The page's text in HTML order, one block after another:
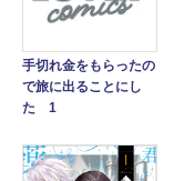
手切れ金をもらったの
で旅に出ることにし
た 1